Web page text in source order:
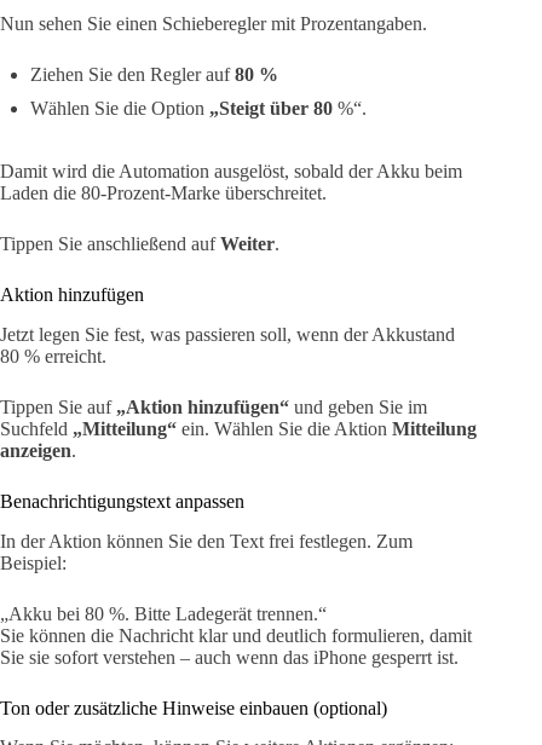
Nun sehen Sie einen Schieberegler mit Prozentangaben.
Ziehen Sie den Regler auf80 %
Wählen Sie die Option „Steigt über 80 %“.
Damit wird die Automation ausgelöst, sobald der Akku beim
Laden die 80-Prozent-Marke überschreitet.
Tippen Sie anschließend aufWeiter.
Aktion hinzufügen
Jetzt legen Sie fest, was passieren soll, wenn der Akkustand
80 % erreicht.
Tippen Sie auf „Aktion hinzufügen“ und geben Sie im
Suchfeld „Mitteilung“ ein. Wählen Sie die Aktion Mitteilung
anzeigen.
Benachrichtigungstext anpassen
In der Aktion können Sie den Text frei festlegen. Zum
Beispiel:
„Akku bei 80 %. Bitte Ladegerät trennen.“
Sie können die Nachricht klar und deutlich formulieren, damit
Sie sie sofort verstehen – auch wenn das iPhone gesperrt ist.
Ton oder zusätzliche Hinweise einbauen (optional)